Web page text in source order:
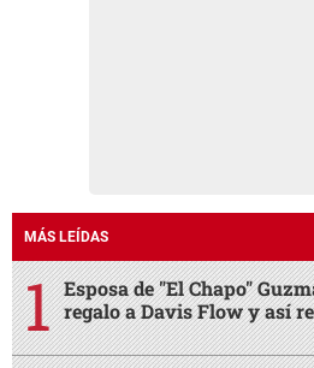
MÁS LEÍDAS
Esposa de "El Chapo"
regalo a Davis Flow y así